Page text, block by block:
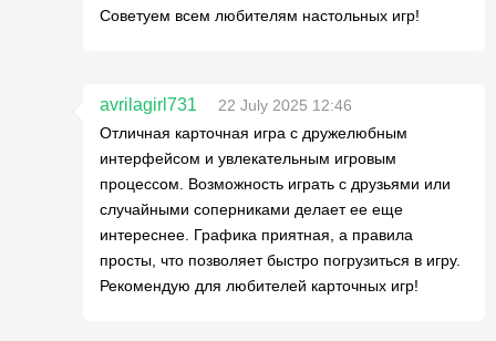
Советуем всем любителям настольных игр!
avrilagirl731
22 July 2025 12:46
Отличная карточная игра с дружелюбным
интерфейсом и увлекательным игровым
процессом. Возможность играть с друзьями или
случайными соперниками делает ее еще
интереснее. Графика приятная, а правила
просты, что позволяет быстро погрузиться в игру.
Рекомендую для любителей карточных игр!